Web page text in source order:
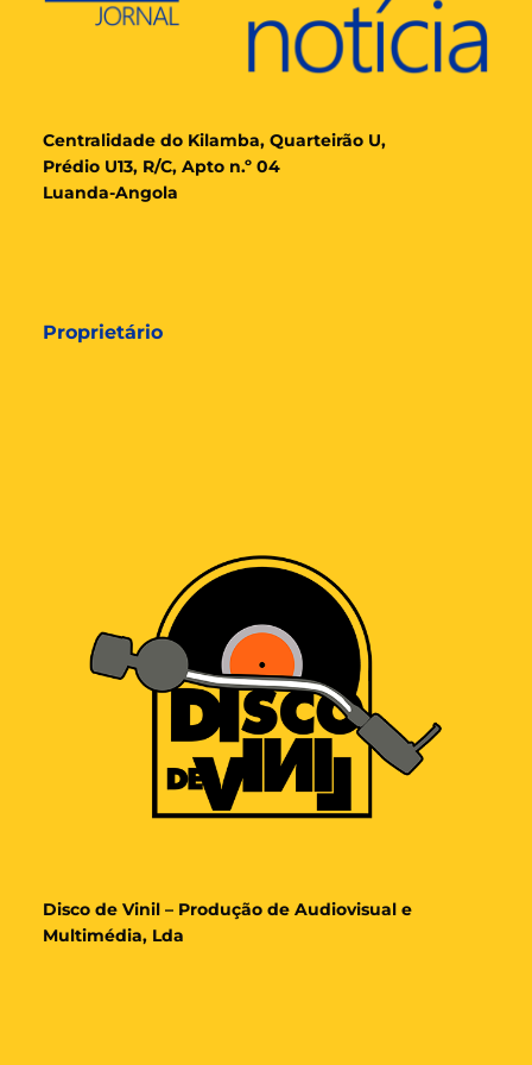
Centralidade do Kilamba, Quarteirão U,
Prédio U13, R/C, Apto n.º 04
Luanda-Angola
Proprietário
Disco de Vinil – Produção de Audiovisual e
Multimédia, Lda